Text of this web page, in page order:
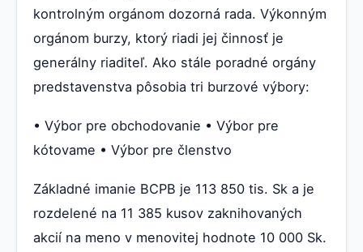
kontrolným orgánom dozorná rada. Výkonným
orgánom burzy, ktorý riadi jej činnosť je
generálny riaditeľ. Ako stále poradné orgány
predstavenstva pôsobia tri burzové výbory:
• Výbor pre obchodovanie • Výbor pre
kótovame • Výbor pre členstvo
Základné imanie BCPB je 113 850 tis. Sk a je
rozdelené na 11 385 kusov zaknihovaných
akcií na meno v menovitej hodnote 10 000 Sk.